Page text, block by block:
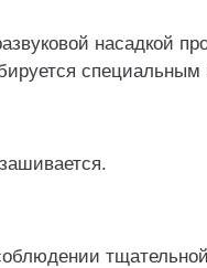
насадкой
специальным